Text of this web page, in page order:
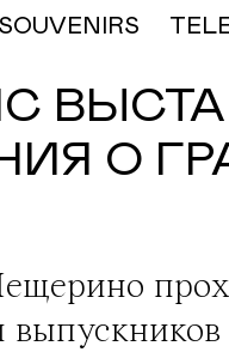
SOUVENIRS
О